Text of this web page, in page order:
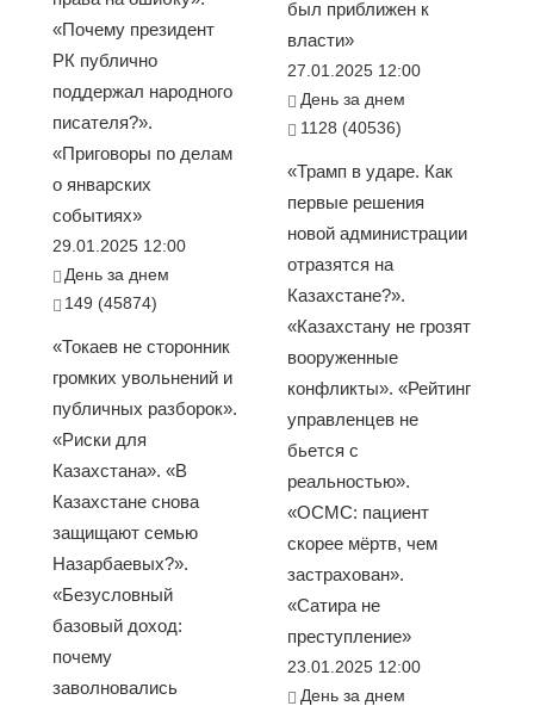
«Почему президент
РК публично
поддержал народного
писателя?».
«Приговоры по делам
о январских
событиях»
29.01.2025 12:00
День за днем
149 (45874)
«Токаев не сторонник
громких увольнений и
публичных разборок».
«Риски для
Казахстана». «В
Казахстане снова
защищают семью
Назарбаевых?».
«Безусловный
базовый доход:
почему
заволновались
был приближен к
власти»
27.01.2025 12:00
День за днем
1128 (40536)
«Трамп в ударе. Как
первые решения
новой администрации
отразятся на
Казахстане?».
«Казахстану не грозят
вооруженные
конфликты». «Рейтинг
управленцев не
бьется с
реальностью».
«ОСМС: пациент
скорее мёртв, чем
застрахован».
«Сатира не
преступление»
23.01.2025 12:00
День за днем